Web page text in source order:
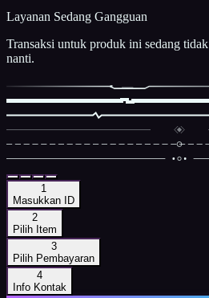
Layanan Sedang Gangguan
Transaksi untuk produk ini sedang
nanti.
1
Masukkan ID
2
Pilih Item
3
Pilih Pembayaran
4
Info Kontak